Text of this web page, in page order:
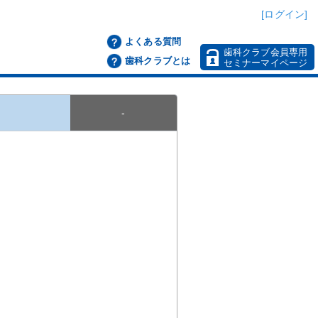
[ログイン]
よくある質問
歯科クラブとは
歯科クラブ会員専用
セミナーマイページ
‐